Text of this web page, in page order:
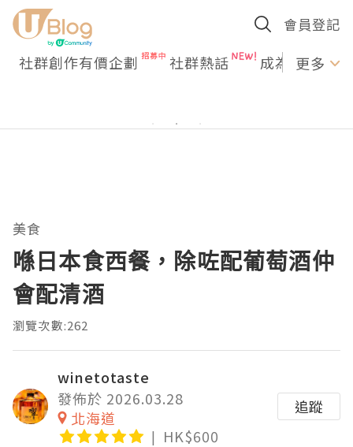
會員登記
社群創作有價企劃 社群熱話 成為U更多
美食
喺日本食西餐，除咗配葡萄酒仲
會配清酒
瀏覽次數:262
winetotaste
發佈於 2026.03.28
北海道
HK$600
追蹤